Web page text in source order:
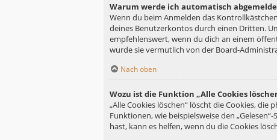
Warum werde ich automatisch
Wenn du beim Anmelden das
deines Benutzerkontos durch einen Dritten.
empfehlenswert, wenn du dich an einem
wurde sie vermutlich von der Board-
Nach oben
Wozu ist die Funktion „Alle Cookies
„Alle Cookies löschen“ löscht die Cookies,
Funktionen, wie beispielsweise den
hast, kann es helfen, wenn du die Cookies